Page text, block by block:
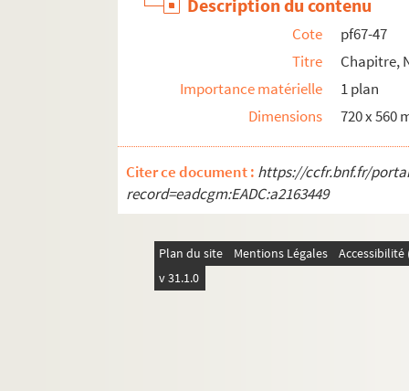
Description du contenu
Cote
pf67-47
Titre
Chapitre,
Importance matérielle
1 plan
Dimensions
720 x 560
Citer ce document : https://ccfr.bnf.fr/
record=eadcgm:EADC:a2163449
Plan du site Mentions Légales
v 31.1.0